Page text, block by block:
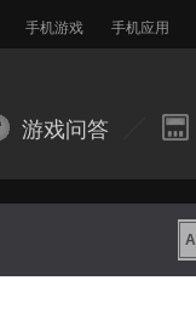
手机游戏 手机应用
游戏问答